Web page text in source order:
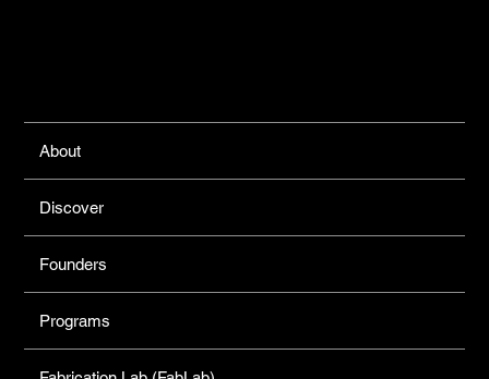
About
Discover
Founders
Programs